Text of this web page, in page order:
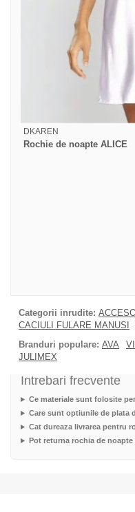
DKAREN
Rochie de noapte ALICE
Categorii inrudite:
CACIULI FULARE MANUSI
Branduri populare: AVA
JULIMEX
Intrebari frecvente
Ce materiale sunt folosite
Care sunt optiunile de plata
Cat dureaza livrarea pentru
Pot returna rochia de noapte